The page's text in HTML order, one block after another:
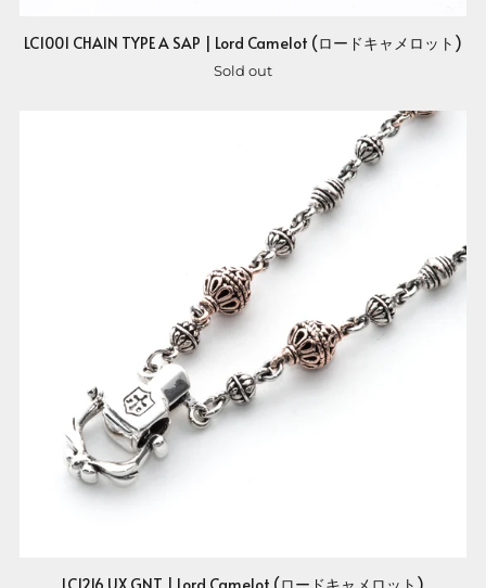
LC1001 CHAIN TYPE A SAP | Lord Camelot (ロードキャメロット)
Sold out